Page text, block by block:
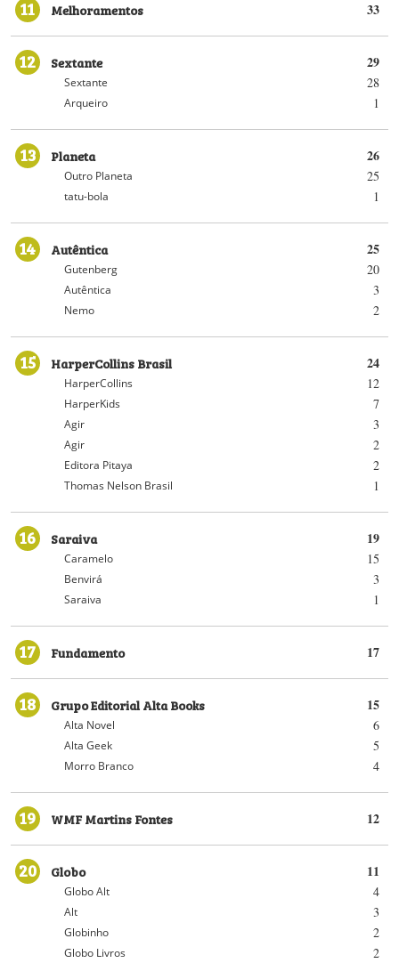
11 33
Melhoramentos
12 29
Sextante
28
Sextante
1
Arqueiro
13 26
Planeta
25
Outro Planeta
1
tatu-bola
14 25
Autêntica
20
Gutenberg
3
Autêntica
2
Nemo
15 24
HarperCollins Brasil
12
HarperCollins
7
HarperKids
3
Agir
2
Agir
2
Editora Pitaya
1
Thomas Nelson Brasil
16 19
Saraiva
15
Caramelo
3
Benvirá
1
Saraiva
17 17
Fundamento
18 15
Grupo Editorial Alta Books
6
Alta Novel
5
Alta Geek
4
Morro Branco
19 12
WMF Martins Fontes
20 11
Globo
4
Globo Alt
3
Alt
2
Globinho
2
Globo Livros